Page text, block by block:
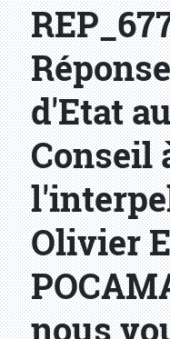
d'Etat
Conseil
Olivier
nous